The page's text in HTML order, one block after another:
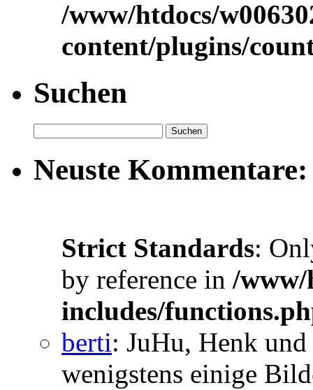
/www/htdocs/
content/plugins/
Suchen
Neuste Kommentare:
Strict Standards:
by reference in /www/
includes/
berti: JuHu, Henk
wenigstens einige